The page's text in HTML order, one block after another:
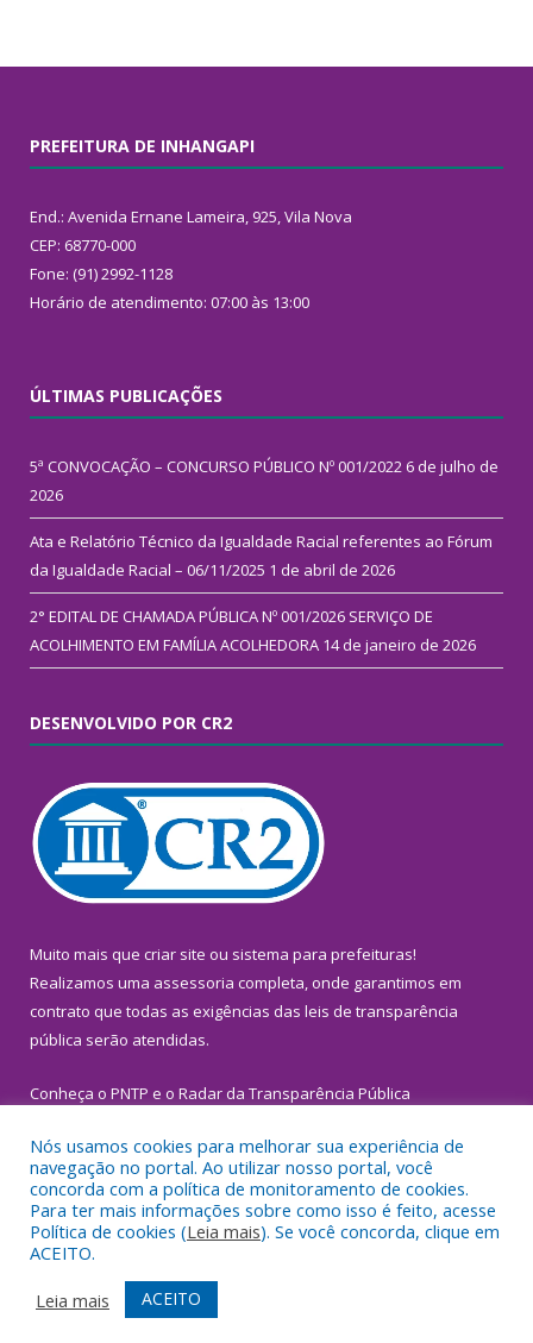
PREFEITURA DE INHANGAPI
End.: Avenida Ernane Lameira, 925, Vila Nova
CEP: 68770-000
Fone: (91) 2992-1128
Horário de atendimento: 07:00 às 13:00
ÚLTIMAS PUBLICAÇÕES
5ª CONVOCAÇÃO – CONCURSO PÚBLICO Nº 001/2022 6 de julho de
2026
Ata e Relatório Técnico da Igualdade Racial referentes ao Fórum
da Igualdade Racial – 06/11/2025 1 de abril de 2026
2° EDITAL DE CHAMADA PÚBLICA Nº 001/2026 SERVIÇO DE
ACOLHIMENTO EM FAMÍLIA ACOLHEDORA 14 de janeiro de 2026
DESENVOLVIDO POR CR2
Muito mais que criar site ou sistema para prefeituras!
Realizamos uma assessoria completa, onde garantimos em
contrato que todas as exigências das leis de transparência
pública serão atendidas.
Conheça o PNTP e o Radar da Transparência Pública
Todos os direitos reservados a Prefeitura Municipal de
Inhangapi.
Mapa do Site
Acessar Área Administrativa
Acessar Webmail
Nós usamos cookies para melhorar sua experiência de
navegação no portal. Ao utilizar nosso portal, você
concorda com a política de monitoramento de cookies.
Para ter mais informações sobre como isso é feito, acesse
Política de cookies (Leia mais). Se você concorda, clique em
ACEITO.
Leia mais
ACEITO